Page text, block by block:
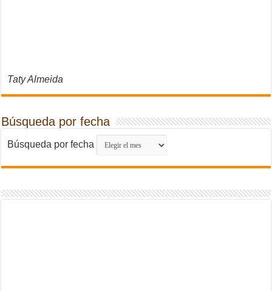
Taty Almeida
Búsqueda por fecha
Búsqueda por fecha